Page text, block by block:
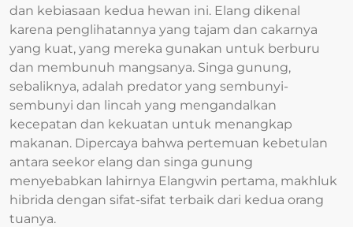
dan kebiasaan kedua hewan ini. Elang dikenal
karena penglihatannya yang tajam dan cakarnya
yang kuat, yang mereka gunakan untuk berburu
dan membunuh mangsanya. Singa gunung,
sebaliknya, adalah predator yang sembunyi-
sembunyi dan lincah yang mengandalkan
kecepatan dan kekuatan untuk menangkap
makanan. Dipercaya bahwa pertemuan kebetulan
antara seekor elang dan singa gunung
menyebabkan lahirnya Elangwin pertama, makhluk
hibrida dengan sifat-sifat terbaik dari kedua orang
tuanya.